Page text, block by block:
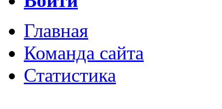
Главная
Команда сайта
Статистика